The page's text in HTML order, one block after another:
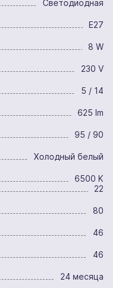
Светодиодная
E27
8 W
230 V
5 / 14
625 lm
95 / 90
Холодный белый
6500 K
22
80
46
46
24 месяца